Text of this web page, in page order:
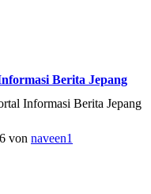
Berita Jepang
Informasi Berita Jepang
von naveen1